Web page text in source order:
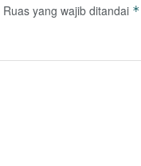
Ruas yang wajib ditandai *